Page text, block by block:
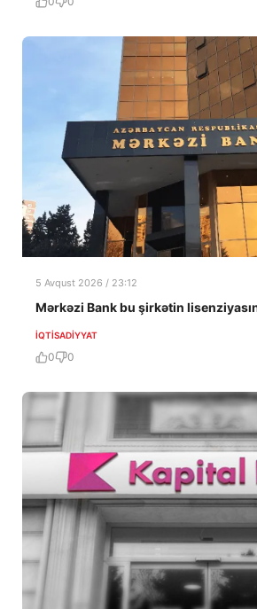
5 Avqust 2026 / 23:12
Mərkəzi Bank bu şirkətin
İQTISADIYYAT
0 0